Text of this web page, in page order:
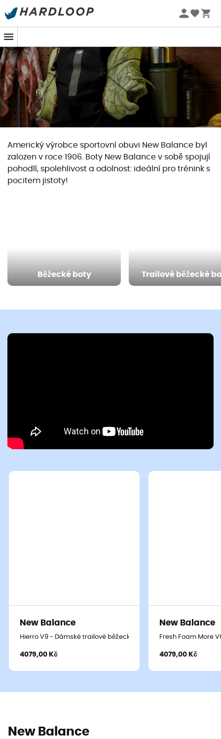
Letní akce 🔥 -5 % EXTRA při nákupu 2 produktů* s kódem
Americký výrobce sportovní obuvi New Balance byl
zalozen v roce 1906. Boty New Balance v sobě spojují
pohodlí, spolehlivost a odolnost: ideální pro trénink s
pocitem jistoty!
Běžecké boty Trailové běžecké
New Balance
Hierro V9 - Dámské trailové běžecké boty
4079,00 Kč
New Balance
Fresh Foam More
4079,00 Kč
New Balance